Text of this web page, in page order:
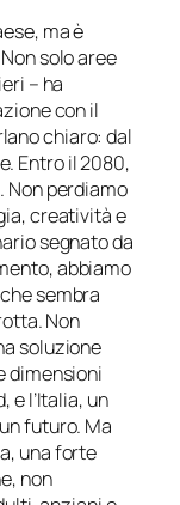
ma è
solo aree
– ha
con il
chiaro: dal
Entro il 2080,
Non perdiamo
creatività e
segnato da
abbiamo
sembra
Non
soluzione
dimensioni
e l’Italia, un
futuro. Ma
una forte
non